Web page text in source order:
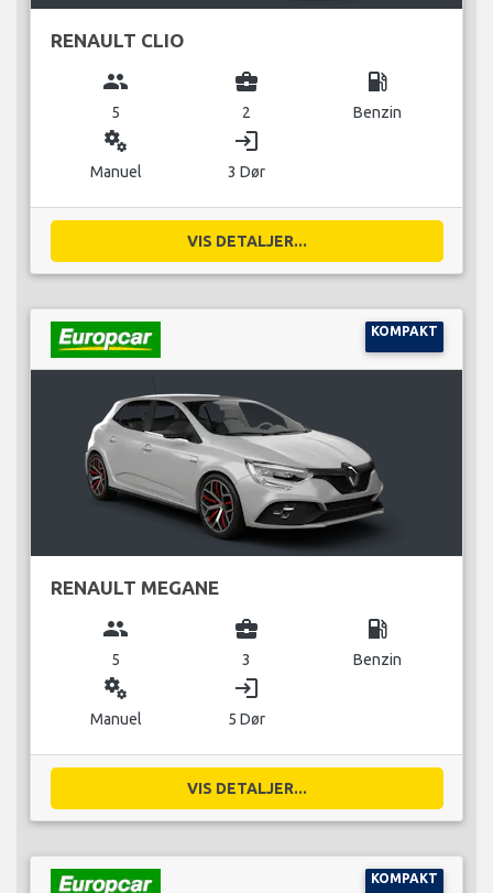
RENAULT CLIO
group
5
business_center
2
local_gas_station
Benzin
miscellaneous_services
Manuel
login
3 Dør
VIS DETALJER...
KOMPAKT
RENAULT MEGANE
group
5
business_center
3
local_gas_station
Benzin
miscellaneous_services
Manuel
login
5 Dør
VIS DETALJER...
KOMPAKT